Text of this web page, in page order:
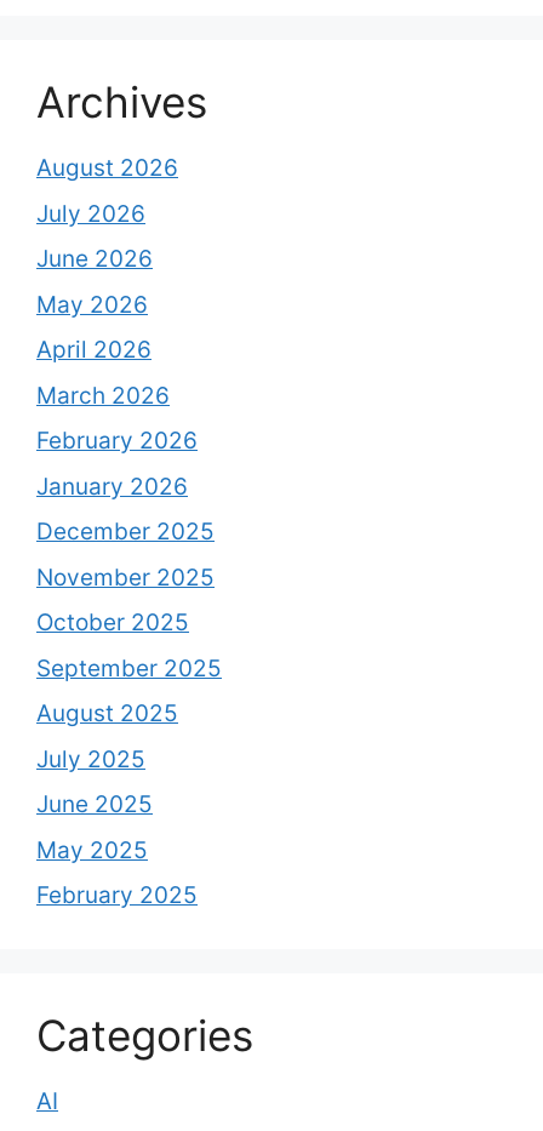
Archives
August 2026
July 2026
June 2026
May 2026
April 2026
March 2026
February 2026
January 2026
December 2025
November 2025
October 2025
September 2025
August 2025
July 2025
June 2025
May 2025
February 2025
Categories
AI